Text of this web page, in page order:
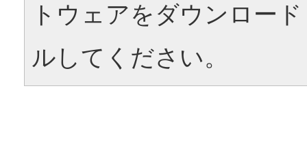
トウェアをダウンロー
ルしてください。